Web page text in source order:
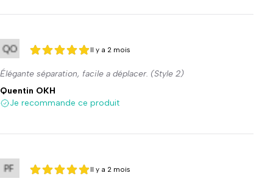
5 sur 5
5 sur 5
Il y a 2 mois
Élégante séparation, facile a déplacer. (Style 2)
Quentin OKH
Je recommande ce produit
5 sur 5
5 sur 5
Il y a 2 mois